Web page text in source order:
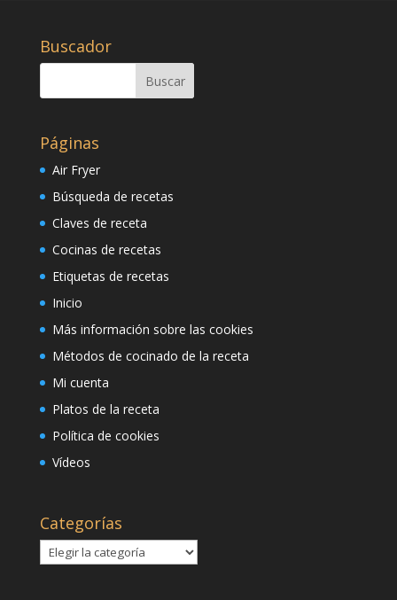
Buscador
Páginas
Air Fryer
Búsqueda de recetas
Claves de receta
Cocinas de recetas
Etiquetas de recetas
Inicio
Más información sobre las cookies
Métodos de cocinado de la receta
Mi cuenta
Platos de la receta
Política de cookies
Vídeos
Categorías
Categorías